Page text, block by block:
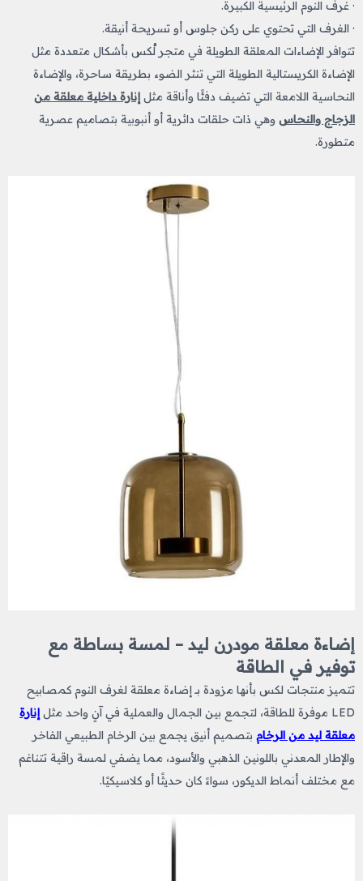
· غرف النوم الرئيسية الكبيرة.
· الغرف التي تحتوي على ركن جلوس أو تسريحة أنيقة.
تتوافر الإضاءات المعلقة الطويلة في متجر لُكس بأشكال متعددة مثل
الإضاءة الكريستالية الطويلة التي تنثر الضوء بطريقة ساحرة، والإضاءة
النحاسية اللامعة التي تضيف دفئًا وأناقة مثل إنارة داخلية معلقة من
الزجاج والنحاس وهي ذات حلقات دائرية أو أنبوبية بتصاميم عصرية
متطورة.
إضاءة معلقة مودرن ليد – لمسة بساطة مع
توفير في الطاقة
تتميز منتجات لكس بأنها مزودة بــ إضاءة معلقة لغرف النوم كمصابيح
LED موفرة للطاقة، لتجمع بين الجمال والعملية في آنٍ واحد مثل
إنارة
معلقة ليد من الرخام بتصميم أنيق يجمع بين الرخام الطبيعي الفاخر
والإطار المعدني باللونين الذهبي والأسود، مما يضفي لمسة راقية تتناغم
مع مختلف أنماط الديكور، سواءً كان حديثًا أو كلاسيكيًا.